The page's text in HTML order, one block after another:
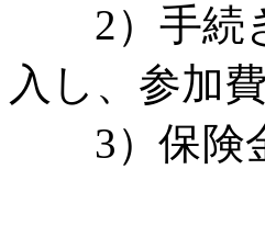
2）手続き
入し、参加
3）保険金
入院日